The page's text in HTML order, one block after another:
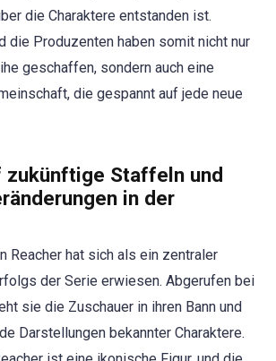
die Charaktere entstanden ist.
die Produzenten haben somit nicht nur
geschaffen, sondern auch eine
die gespannt auf jede neue
zukünftige Staffeln und
in der
Reacher hat sich als ein zentraler
der Serie erwiesen. Abgerufen bei
sie die Zuschauer in ihren Bann und
Darstellungen bekannter Charaktere.